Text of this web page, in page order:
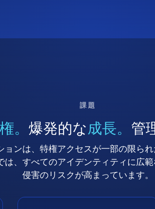
課題
。 爆発的な成長。 管
ンは、特権アクセスが一部の限ら
、すべてのアイデンティティに広
侵害のリスクが高まっています。